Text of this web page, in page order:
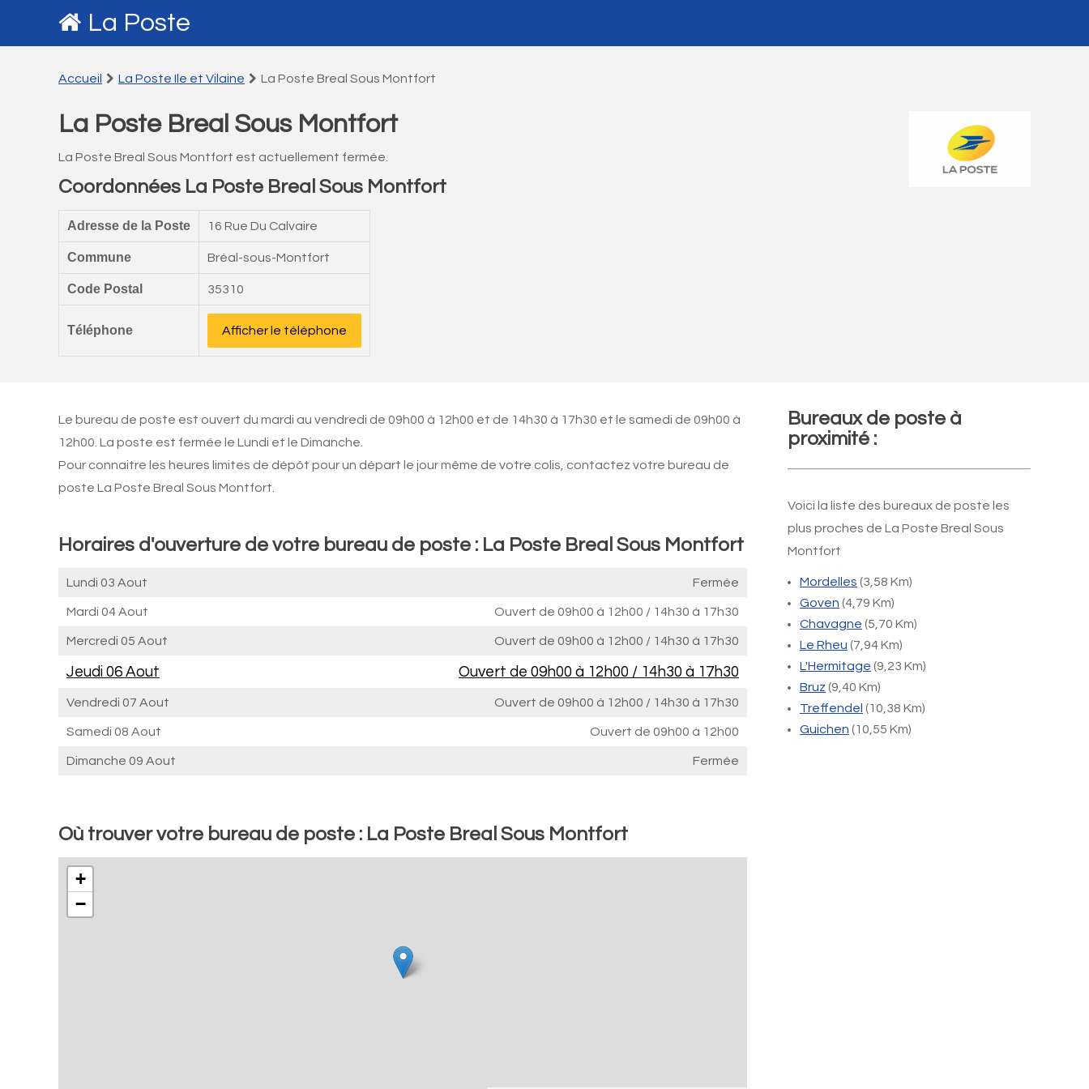
La Poste
Accueil La Poste Ile et Vilaine La Poste Breal Sous Montfort
La Poste Breal Sous Montfort
La Poste Breal Sous Montfort est actuellement fermée.
Coordonnées La Poste Breal Sous Montfort
Adresse de la Poste 16 Rue Du Calvaire
Commune Bréal-sous-Montfort
Code Postal 35310
Téléphone Afficher le téléphone
Le bureau de poste est ouvert du mardi au vendredi de 09h00 à 12h00 et de 14h30 à 17h30 et le samedi de 09h00 à
12h00. La poste est fermée le Lundi et le Dimanche.
Pour connaitre les heures limites de dépôt pour un départ le jour même de votre colis, contactez votre bureau de
poste La Poste Breal Sous Montfort.
Horaires d'ouverture de votre bureau de poste : La Poste Breal Sous Montfort
Lundi 03 Aout Fermée
Mardi 04 Aout Ouvert de 09h00 à 12h00 / 14h30 à 17h30
Mercredi 05 Aout Ouvert de 09h00 à 12h00 / 14h30 à 17h30
Jeudi 06 Aout Ouvert de 09h00 à 12h00 / 14h30 à 17h30
Vendredi 07 Aout Ouvert de 09h00 à 12h00 / 14h30 à 17h30
Samedi 08 Aout Ouvert de 09h00 à 12h00
Dimanche 09 Aout Fermée
Où trouver votre bureau de poste : La Poste Breal Sous Montfort
+
−
Bureaux de poste à
proximité :
Voici la liste des bureaux de poste les
plus proches de La Poste Breal Sous
Montfort
Mordelles (3,58 Km)
Goven (4,79 Km)
Chavagne (5,70 Km)
Le Rheu (7,94 Km)
L'Hermitage (9,23 Km)
Bruz (9,40 Km)
Treffendel (10,38 Km)
Guichen (10,55 Km)